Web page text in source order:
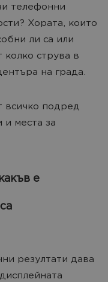
телефонни
Хората, които
ли са или
струва в
на града.
подред
и места за
е
резултати дава